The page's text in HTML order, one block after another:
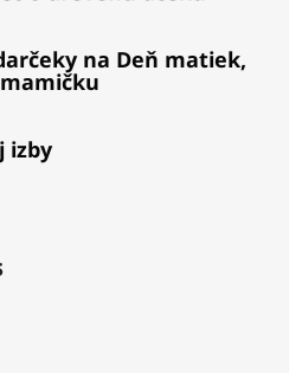
na Deň matiek,
izby